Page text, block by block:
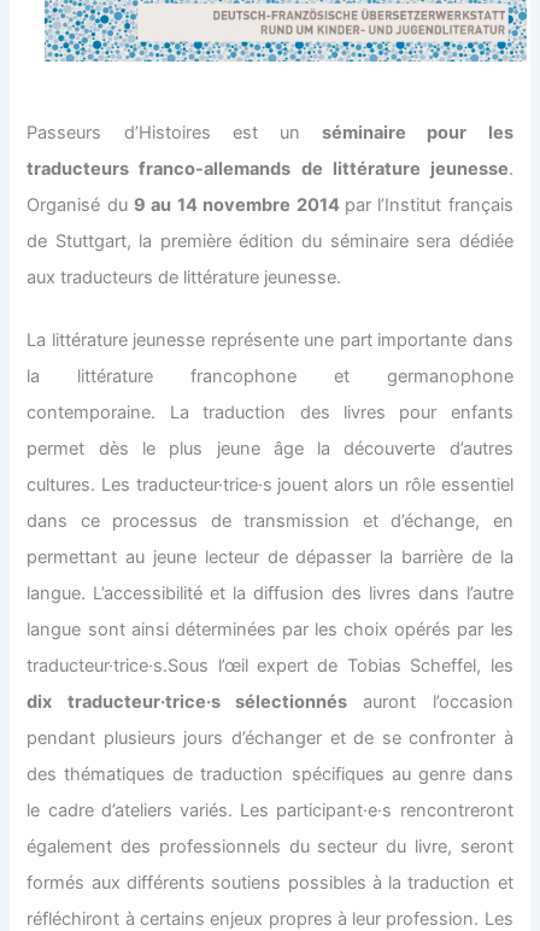
Passeurs d’Histoires est unséminaire pour les
traducteurs franco-allemands de littérature jeunesse.
Organisé du 9 au 14 novembre 2014 par l’Institut français
de Stuttgart, la première édition du séminaire sera dédiée
aux traducteurs de littérature jeunesse.
La littérature jeunesse représente une part importante dans
la littérature francophone et germanophone
contemporaine. La traduction des livres pour enfants
permet dès le plus jeune âge la découverte d’autres
cultures. Les traducteur·trice·s jouent alors un rôle essentiel
dans ce processus de transmission et d’échange, en
permettant au jeune lecteur de dépasser la barrière de la
langue. L’accessibilité et la diffusion des livres dans l’autre
langue sont ainsi déterminées par les choix opérés par les
traducteur·trice·s.Sous l’œil expert de Tobias Scheffel, les
dix traducteur·trice·s sélectionnés auront l’occasion
pendant plusieurs jours d’échanger et de se confronter à
des thématiques de traduction spécifiques au genre dans
le cadre d’ateliers variés. Les participant·e·s rencontreront
également des professionnels du secteur du livre, seront
formés aux différents soutiens possibles à la traduction et
réfléchiront à certains enjeux propres à leur profession. Les